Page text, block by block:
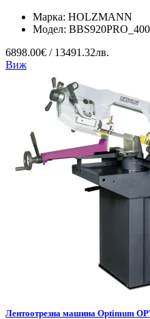
Марка: HOLZMANN
Модел:
6898.00€ / 13491.32лв.
Виж
Лентоотрезна машина Optimum